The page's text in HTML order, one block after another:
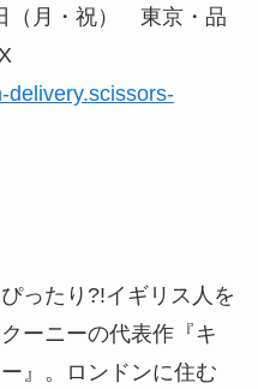
（月・祝） 東京・品
delivery.scissors-
ったり?!イギリス人を
ーニーの代表作『キ
』。ロンドンに住む